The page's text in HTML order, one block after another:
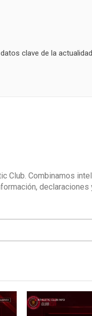
clave de la actualidad
Club. Combinamos
declaraciones